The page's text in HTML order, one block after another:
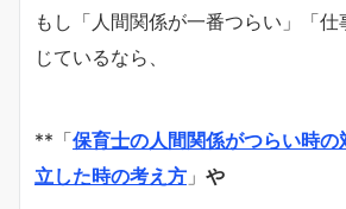
もし「人間関係が一番つらい」「
じているなら、
**「保育士の人間関係がつらい時
立した時の考え方 」 や